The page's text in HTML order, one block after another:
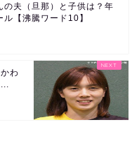
の夫（旦那）と子供は？年
【沸騰ワード10】
わ